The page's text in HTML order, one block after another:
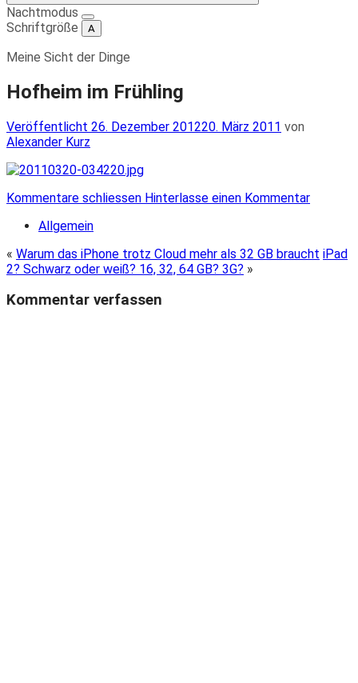
Einstellungen
Nachtmodus
Schriftgröße
A
Meine Sicht der Dinge
Hofheim im Frühling
Veröffentlicht
am
Veröffentlicht 26. Dezember 201220. März 2011 von
Alexander Kurz
Kommentare schliessen Hinterlasse einen Kommentar
Allgemein
« Warum das iPhone trotz Cloud mehr als 32 GB braucht iPad
2? Schwarz oder weiß? 16, 32, 64 GB? 3G? »
Kommentar verfassen